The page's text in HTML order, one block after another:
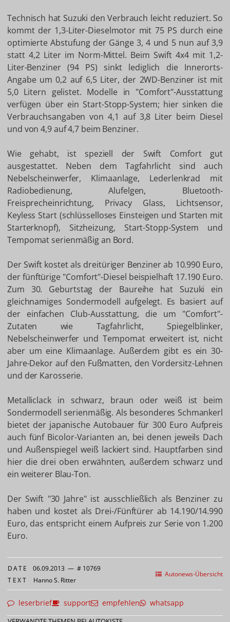
Technisch hat Suzuki den Verbrauch leicht reduziert. So
kommt der 1,3-Liter-Dieselmotor mit 75 PS durch eine
optimierte Abstufung der Gänge 3, 4 und 5 nun auf 3,9
statt 4,2 Liter im Norm-Mittel. Beim Swift 4x4 mit 1,2-
Liter-Benziner (94 PS) sinkt lediglich die Innerorts-
Angabe um 0,2 auf 6,5 Liter, der 2WD-Benziner ist mit
5,0 Litern gelistet. Modelle in "Comfort"-Ausstattung
verfügen über ein Start-Stopp-System; hier sinken die
Verbrauchsangaben von 4,1 auf 3,8 Liter beim Diesel
und von 4,9 auf 4,7 beim Benziner.
Wie gehabt, ist speziell der Swift Comfort gut
ausgestattet. Neben dem Tagfahrlicht sind auch
Nebelscheinwerfer, Klimaanlage, Lederlenkrad mit
Radiobedienung, Alufelgen, Bluetooth-
Freisprecheinrichtung, Privacy Glass, Lichtsensor,
Keyless Start (schlüsselloses Einsteigen und Starten mit
Starterknopf), Sitzheizung, Start-Stopp-System und
Tempomat serienmäßig an Bord.
Der Swift kostet als dreitüriger Benziner ab 10.990 Euro,
der fünftürige "Comfort"-Diesel beispielhaft 17.190 Euro.
Zum 30. Geburtstag der Baureihe hat Suzuki ein
gleichnamiges Sondermodell aufgelegt. Es basiert auf
der einfachen Club-Ausstattung, die um "Comfort"-
Zutaten wie Tagfahrlicht, Spiegelblinker,
Nebelscheinwerfer und Tempomat erweitert ist, nicht
aber um eine Klimaanlage. Außerdem gibt es ein 30-
Jahre-Dekor auf den Fußmatten, den Vordersitz-Lehnen
und der Karosserie.
Metalliclack in schwarz, braun oder weiß ist beim
Sondermodell serienmäßig. Als besonderes Schmankerl
bietet der japanische Autobauer für 300 Euro Aufpreis
auch fünf Bicolor-Varianten an, bei denen jeweils Dach
und Außenspiegel weiß lackiert sind. Hauptfarben sind
hier die drei oben erwähnten, außerdem schwarz und
ein weiterer Blau-Ton.
Der Swift "30 Jahre" ist ausschließlich als Benziner zu
haben und kostet als Drei-/Fünftürer ab 14.190/14.990
Euro, das entspricht einem Aufpreis zur Serie von 1.200
Euro.
Autonews-Übersicht
DATE 06.09.2013 — # 10769
TEXT Hanno S. Ritter
leserbrief support empfehlen whatsapp